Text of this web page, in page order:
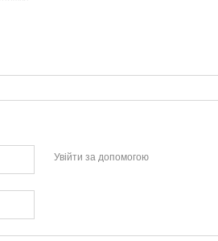
Увійти за допомогою